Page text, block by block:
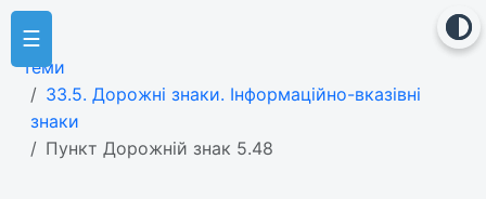
☰
Теми
33.5. Дорожні знаки. Інформаційно-вказівні
знаки
Пункт Дорожній знак 5.48